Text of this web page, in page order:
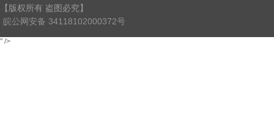
【版权所有 盗图必究】
皖公网安备 34118102000372号
" />